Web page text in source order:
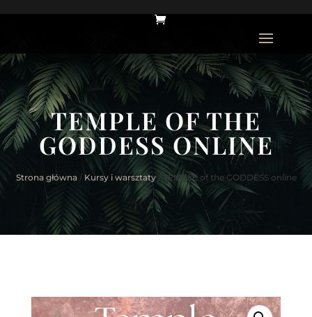
TEMPLE OF THE
GODDESS ONLINE
Strona główna / Kursy i warsztaty/ TEMPLE of the GODDESS online